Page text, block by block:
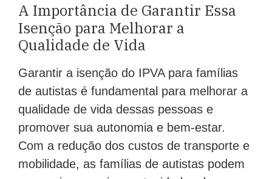
A Importância de Garantir Essa
Isenção para Melhorar a
Qualidade de Vida
Garantir a isenção do IPVA para famílias
de autistas é fundamental para melhorar a
qualidade de vida dessas pessoas e
promover sua autonomia e bem-estar.
Com a redução dos custos de transporte e
mobilidade, as famílias de autistas podem